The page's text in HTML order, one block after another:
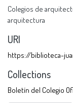
Colegios de
arquitectura
URI
https://biblioteca-
Collections
Boletín del Colegio